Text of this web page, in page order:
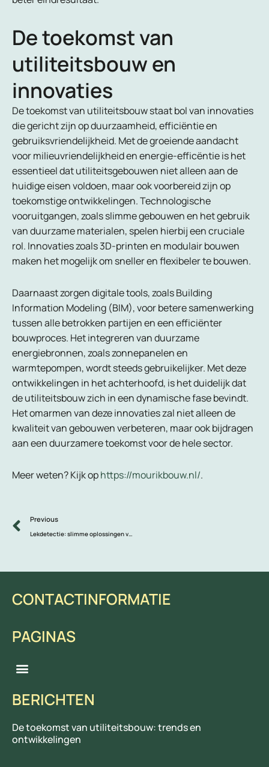
De toekomst van
utiliteitsbouw en
innovaties
De toekomst van utiliteitsbouw staat bol van innovaties
die gericht zijn op duurzaamheid, efficiëntie en
gebruiksvriendelijkheid. Met de groeiende aandacht
voor milieuvriendelijkheid en energie-efficëntie is het
essentieel dat utiliteitsgebouwen niet alleen aan de
huidige eisen voldoen, maar ook voorbereid zijn op
toekomstige ontwikkelingen. Technologische
vooruitgangen, zoals slimme gebouwen en het gebruik
van duurzame materialen, spelen hierbij een cruciale
rol. Innovaties zoals 3D-printen en modulair bouwen
maken het mogelijk om sneller en flexibeler te bouwen.
Daarnaast zorgen digitale tools, zoals Building
Information Modeling (BIM), voor betere samenwerking
tussen alle betrokken partijen en een efficiënter
bouwproces. Het integreren van duurzame
energiebronnen, zoals zonnepanelen en
warmtepompen, wordt steeds gebruikelijker. Met deze
ontwikkelingen in het achterhoofd, is het duidelijk dat
de utiliteitsbouw zich in een dynamische fase bevindt.
Het omarmen van deze innovaties zal niet alleen de
kwaliteit van gebouwen verbeteren, maar ook bijdragen
aan een duurzamere toekomst voor de hele sector.
Meer weten? Kijk ophttps://mourikbouw.nl/.
Prev
Previous
Lekdetectie: slimme oplossingen voor snel en effectief herstel
CONTACTINFORMATIE
PAGINAS
Menu
BERICHTEN
De toekomst van utiliteitsbouw: trends en
ontwikkelingen